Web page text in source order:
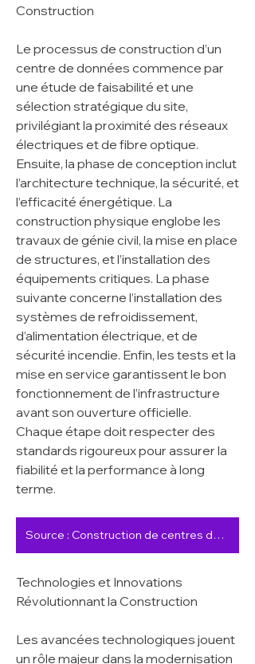
Construction
Le processus de construction d’un
centre de données commence par
une étude de faisabilité et une
sélection stratégique du site,
privilégiant la proximité des réseaux
électriques et de fibre optique.
Ensuite, la phase de conception inclut
l’architecture technique, la sécurité, et
l’efficacité énergétique. La
construction physique englobe les
travaux de génie civil, la mise en place
de structures, et l’installation des
équipements critiques. La phase
suivante concerne l’installation des
systèmes de refroidissement,
d’alimentation électrique, et de
sécurité incendie. Enfin, les tests et la
mise en service garantissent le bon
fonctionnement de l’infrastructure
avant son ouverture officielle.
Chaque étape doit respecter des
standards rigoureux pour assurer la
fiabilité et la performance à long
terme.
Source : Construction de centres de données
Technologies et Innovations
Révolutionnant la Construction
Les avancées technologiques jouent
un rôle majeur dans la modernisation